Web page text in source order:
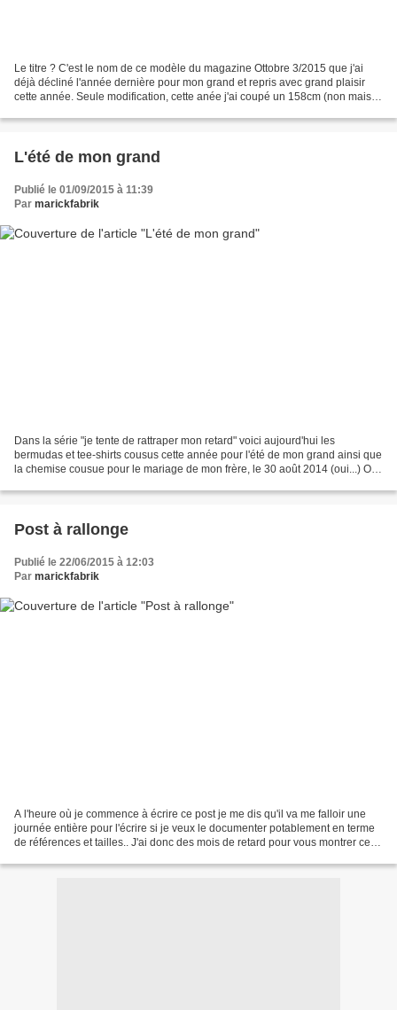
Le titre ? C'est le nom de ce modèle du magazine Ottobre 3/2015 que j'ai
déjà décliné l'année dernière pour mon grand et repris avec grand plaisir
cette année. Seule modification, cette anée j'ai coupé un 158cm (non mais
L'été de mon grand
Publié le 01/09/2015 à 11:39
Par marickfabrik
Dans la série "je tente de rattraper mon retard" voici aujourd'hui les
bermudas et tee-shirts cousus cette année pour l'été de mon grand ainsi que
la chemise cousue pour le mariage de mon frère, le 30 août 2014 (oui...) On
Post à rallonge
Publié le 22/06/2015 à 12:03
Par marickfabrik
A l'heure où je commence à écrire ce post je me dis qu'il va me falloir une
journée entière pour l'écrire si je veux le documenter potablement en terme
de références et tailles.. J'ai donc des mois de retard pour vous montrer ce